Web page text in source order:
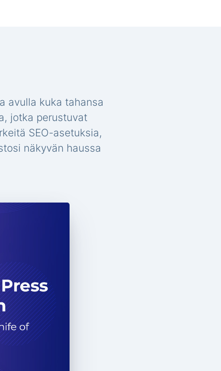
avulla kuka tahansa
jotka perustuvat
SEO-asetuksia,
näkyvän haussa